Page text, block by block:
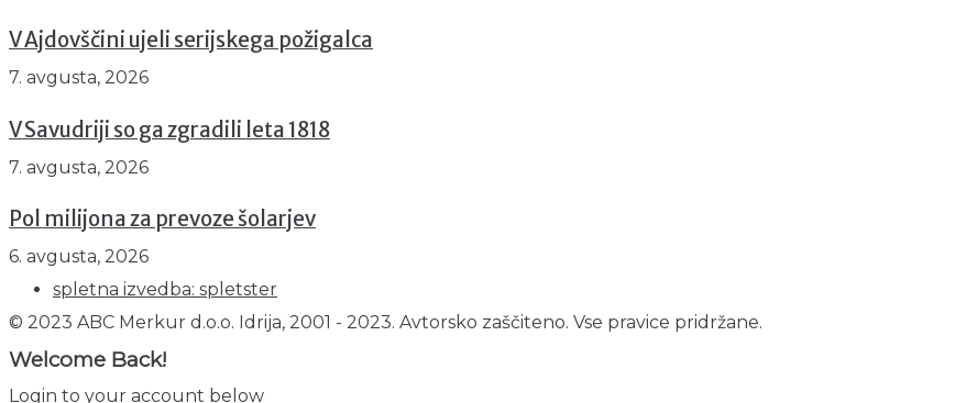
V Ajdovščini ujeli serijskega požigalca
7. avgusta, 2026
V Savudriji so ga zgradili leta 1818
7. avgusta, 2026
Pol milijona za prevoze šolarjev
6. avgusta, 2026
spletna izvedba: spletster
© 2023 ABC Merkur d.o.o. Idrija, 2001 - 2023. Avtorsko zaščiteno. Vse pravice pridržane.
Welcome Back!
Login to your account below